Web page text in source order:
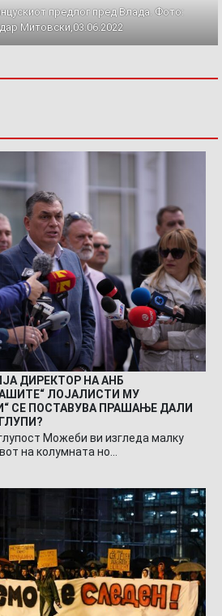
предлог пред Влада. Фото:
Митовски,03.06.2022
ДИРЕКТОР НА АНБ
ЛОЈАЛИСТИ МУ
СЕ ПОСТАВУВА ПРАШАЊЕ ДАЛИ
Можеби ви изгледа малку
на колумната но…